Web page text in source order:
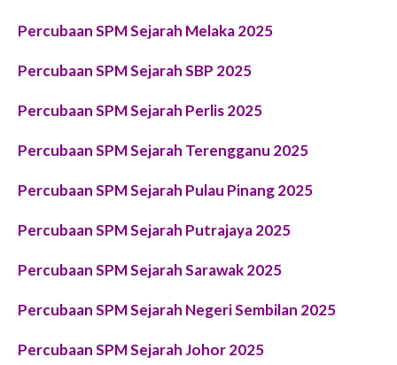
Percubaan SPM Sejarah Melaka 2025
Percubaan SPM Sejarah SBP 2025
Percubaan SPM Sejarah Perlis 2025
Percubaan SPM Sejarah Terengganu 2025
Percubaan SPM Sejarah Pulau Pinang 2025
Percubaan SPM Sejarah Putrajaya 2025
Percubaan SPM Sejarah Sarawak 2025
Percubaan SPM Sejarah Negeri Sembilan 2025
Percubaan SPM Sejarah Johor 2025